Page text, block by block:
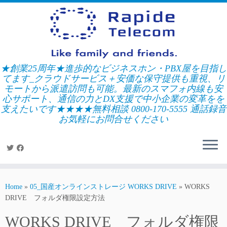
Skip
★創業25周年★進歩的なビジネスホン・PBX屋を目指し
てます_クラウドサービス＋安価な保守提供も重視、リ
モートから派遣訪問も可能。最新のスマフォ内線も安
心サポート、通信の力とDX支援で中小企業の変革をを
支えたいです★★★★無料相談 0800-170-5555 通話録音
お気軽にお問合せください
Home » 05_国産オンラインストレージ WORKS DRIVE » WORKS
DRIVE フォルダ権限設定方法
WORKS DRIVE フォルダ権限